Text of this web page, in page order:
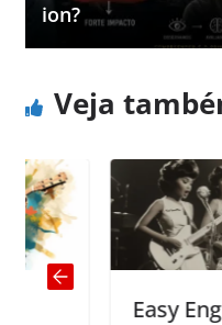
ion?
Veja
Easy English